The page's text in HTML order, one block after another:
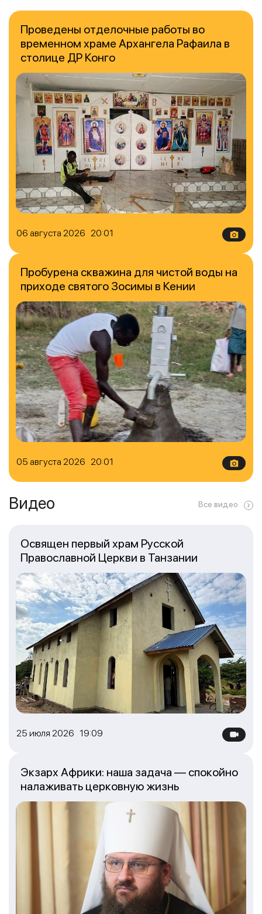
06 августа 2026 20:01
Проведены отделочные работы во
временном храме Архангела Рафаила в
столице ДР Конго
05 августа 2026 20:01
Пробурена скважина для чистой воды на
приходе святого Зосимы в Кении
Видео Все видео
25 июля 2026 19:09
Освящен первый храм Русской
Православной Церкви в Танзании
Экзарх Африки: наша задача — спокойно
налаживать церковную жизнь